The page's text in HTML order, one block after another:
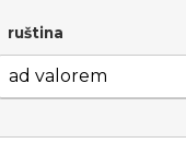
ruština